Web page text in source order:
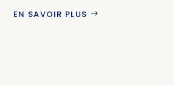
EN SAVOIR PLUS